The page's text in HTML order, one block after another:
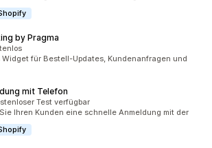
by Pragma
insgesamt
für Bestell-Updates, Kundenanfragen und
mit Telefon
insgesamtTest verfügbar
Ihren Kunden eine schnelle Anmeldung mit der